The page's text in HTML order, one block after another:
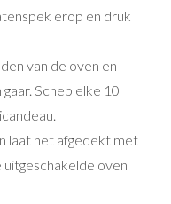
erop en druk
van de oven en
Schep elke 10
laat het afgedekt met
uitgeschakelde oven